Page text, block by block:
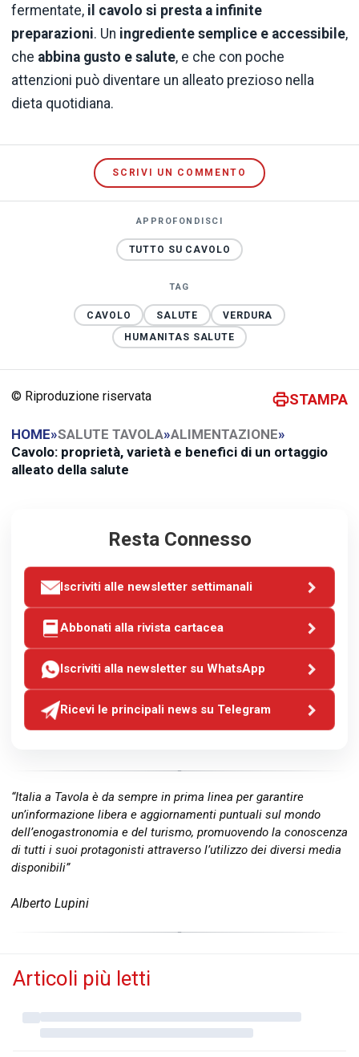
fermentate, il cavolo si presta a infinite
preparazioni. Un ingrediente semplice e accessibile,
che abbina gusto e salute, e che con poche
attenzioni può diventare un alleato prezioso nella
dieta quotidiana.
SCRIVI UN COMMENTO
APPROFONDISCI
TUTTO SU CAVOLO
TAG
CAVOLO SALUTE
VERDURA
HUMANITAS SALUTE
© Riproduzione riservata STAMPA
HOME»SALUTE TAVOLA»ALIMENTAZIONE»
Cavolo: proprietà, varietà e benefici di un ortaggio
alleato della salute
Resta Connesso
Iscriviti alle newsletter settimanali
Abbonati alla rivista cartacea
Iscriviti alla newsletter su WhatsApp
Ricevi le principali news su Telegram
“Italia a Tavola è da sempre in prima linea per garantire
un’informazione libera e aggiornamenti puntuali sul mondo
dell’enogastronomia e del turismo, promuovendo la conoscenza
di tutti i suoi protagonisti attraverso l’utilizzo dei diversi media
disponibili”
Alberto Lupini
Articoli più letti